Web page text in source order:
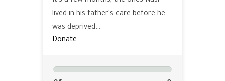
lived in his father's care before he
was deprived…
Donate